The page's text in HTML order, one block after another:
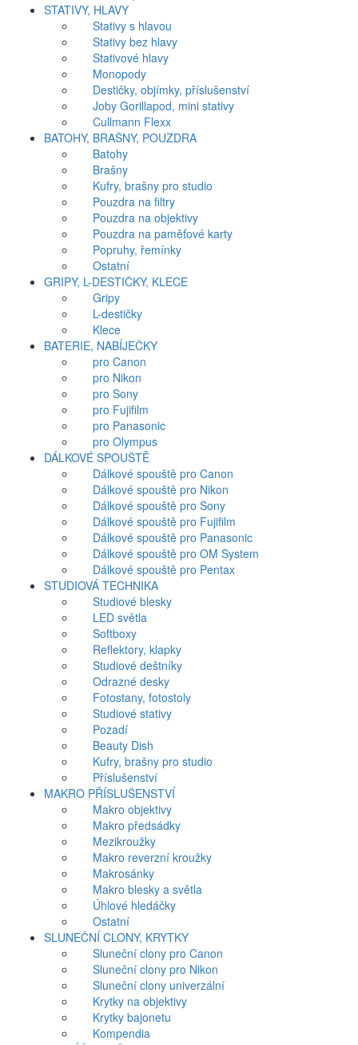
STATIVY, HLAVY
Stativy s hlavou
Stativy bez hlavy
Stativové hlavy
Monopody
Destičky, objímky, příslušenství
Joby Gorillapod, mini stativy
Cullmann Flexx
BATOHY, BRAŠNY, POUZDRA
Batohy
Brašny
Kufry, brašny pro studio
Pouzdra na filtry
Pouzdra na objektivy
Pouzdra na paměťové karty
Popruhy, řemínky
Ostatní
GRIPY, L-DESTIČKY, KLECE
Gripy
L-destičky
Klece
BATERIE, NABÍJEČKY
pro Canon
pro Nikon
pro Sony
pro Fujifilm
pro Panasonic
pro Olympus
DÁLKOVÉ SPOUŠTĚ
Dálkové spouště pro Canon
Dálkové spouště pro Nikon
Dálkové spouště pro Sony
Dálkové spouště pro Fujifilm
Dálkové spouště pro Panasonic
Dálkové spouště pro OM System
Dálkové spouště pro Pentax
STUDIOVÁ TECHNIKA
Studiové blesky
LED světla
Softboxy
Reflektory, klapky
Studiové deštníky
Odrazné desky
Fotostany, fotostoly
Studiové stativy
Pozadí
Beauty Dish
Kufry, brašny pro studio
Příslušenství
MAKRO PŘÍSLUŠENSTVÍ
Makro objektivy
Makro předsádky
Mezikroužky
Makro reverzní kroužky
Makrosánky
Makro blesky a světla
Úhlové hledáčky
Ostatní
SLUNEČNÍ CLONY, KRYTKY
Sluneční clony pro Canon
Sluneční clony pro Nikon
Sluneční clony univerzální
Krytky na objektivy
Krytky bajonetu
Kompendia